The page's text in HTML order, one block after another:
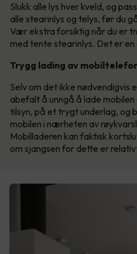
Slukk alle lys hver kveld, og
alle stearinlys og telys, før du
Vær ekstra forsiktig når du er
med tente stearinlys. Det er
Trygg lading av
Selv om det ikke
abefalt å unngå å lade
tilsyn, på et trygt underlag, og
mobilen i nærheten av
Mobilladeren kan faktisk
om sjangsen for dette er